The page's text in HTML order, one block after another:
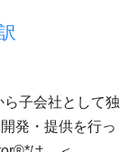
子会社として独
発・提供を行っ